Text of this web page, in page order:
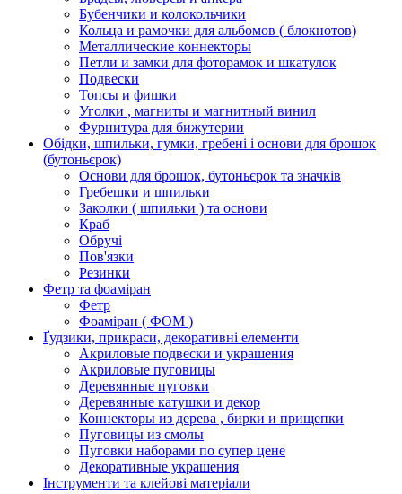
Бубенчики и колокольчики
Кольца и рамочки для альбомов ( блокнотов)
Металлические коннекторы
Петли и замки для фоторамок и шкатулок
Подвески
Топсы и фишки
Уголки , магниты и магнитный винил
Фурнитура для бижутерии
Обідки, шпильки, гумки, гребені і основи для брошок
(бутоньєрок)
Основи для брошок, бутоньєрок та значків
Гребешки и шпильки
Заколки ( шпильки ) та основи
Краб
Обручі
Пов'язки
Резинки
Фетр та фоаміран
Фетр
Фоаміран ( ФОМ )
Ґудзики, прикраси, декоративні елементи
Акриловые подвески и украшения
Акриловые пуговицы
Деревянные пуговки
Деревянные катушки и декор
Коннекторы из дерева , бирки и прищепки
Пуговицы из смолы
Пуговки наборами по супер цене
Декоративные украшения
Інструменти та клейові матеріали